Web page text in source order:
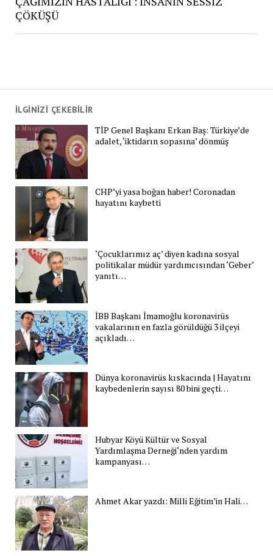
İLGİNİZİ ÇEKEBİLİR
TİP Genel Başkanı Erkan Baş: Türkiye’de
adalet, ‘iktidarın sopasına’ dönmüş
CHP’yi yasa boğan haber! Coronadan
hayatını kaybetti
‘Çocuklarımız aç’ diyen kadına sosyal
politikalar müdür yardımcısından ‘Geber’
yanıtı…
İBB Başkanı İmamoğlu koronavirüs
vakalarının en fazla görüldüğü 3 ilçeyi
açıkladı…
Dünya koronavirüs kıskacında | Hayatını
kaybedenlerin sayısı 80 bini geçti…
Hubyar Köyü Kültür ve Sosyal
Yardımlaşma Derneği‘nden yardım
kampanyası…
Ahmet Akar yazdı: Milli Eğitim’in Hali…
ÇÖKÜŞÜ